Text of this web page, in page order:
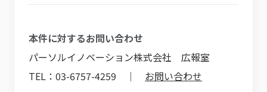
本件に対するお問い合わせ
パーソルイノベーション株式会社 広報室
TEL：03-6757-4259 ｜ お問い合わせ